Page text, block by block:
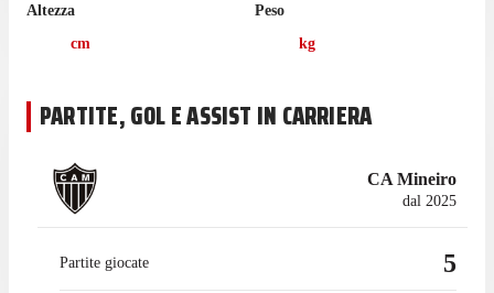
Altezza
cm
Peso
kg
PARTITE, GOL E ASSIST IN CARRIERA
CA Mineiro
dal 2025
Partite giocate 5